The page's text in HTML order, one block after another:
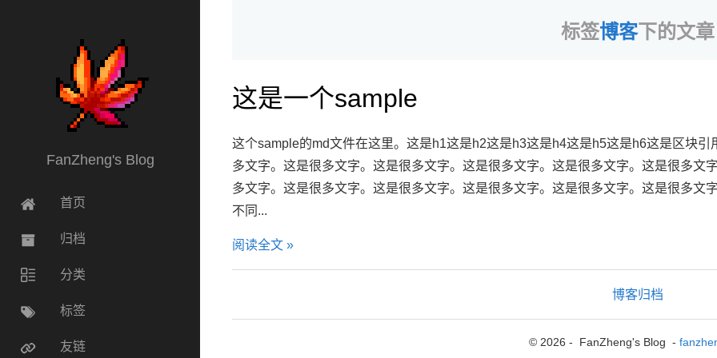
FanZheng's Blog
首页
归档
分类
标签
友链
标签博客下的文章
这是一个sample
这个sample的md文件在这里。这是h1这是h2这是h3这是h4这是h5这是h6这是区块
多文字。这是很多文字。这是很多文字。这是很多文字。这是很多文字。这是很多文
多文字。这是很多文字。这是很多文字。这是很多文字。这是很多文字。这是很多文
不同...
阅读全文 »
博客归档
© 2026 - FanZheng's Blog -